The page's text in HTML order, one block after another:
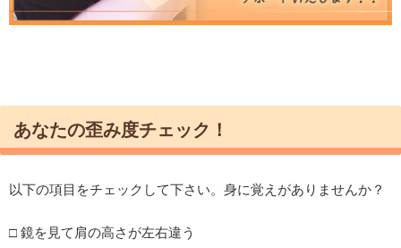
あなたの歪み度チェック！
以下の項目をチェックして下さい。身に覚えがありませんか？
□ 鏡を見て肩の高さが左右違う